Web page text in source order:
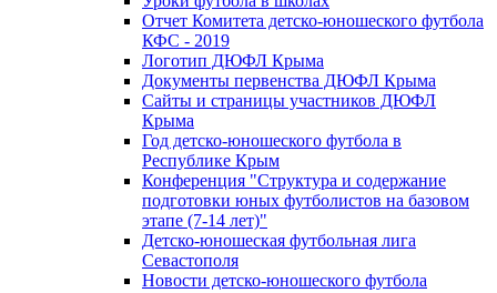
Отчет Комитета детско-юношеского футбола
КФС - 2019
Логотип ДЮФЛ Крыма
Документы первенства ДЮФЛ Крыма
Сайты и страницы участников ДЮФЛ
Крыма
Год детско-юношеского футбола в
Республике Крым
Конференция "Структура и содержание
подготовки юных футболистов на базовом
этапе (7-14 лет)"
Детско-юношеская футбольная лига
Севастополя
Новости детско-юношеского футбола